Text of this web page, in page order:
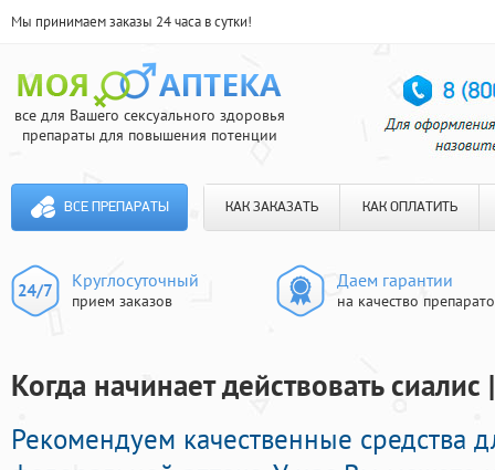
Мы принимаем заказы 24 часа в сутки!
все для Вашего сексуального здоровья
препараты для повышения потенции
ВСЕ ПРЕПАРАТЫ КАК ЗАКАЗАТЬ КАК ОПЛАТИТЬ
Круглосуточный
прием заказов
Даем гарантии
на качество
Когда начинает действовать
Рекомендуем качественные средства